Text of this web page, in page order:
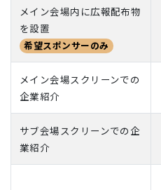
メイン会場内に広報配布物
を設置
希望スポンサーのみ
メイン会場スクリーンでの
企業紹介
サブ会場スクリーンでの企
業紹介